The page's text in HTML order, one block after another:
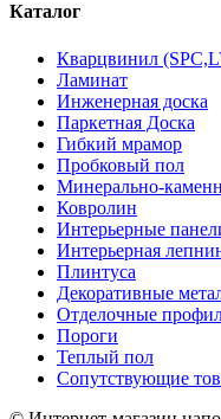
Каталог
Кварцвинил
Ламинат
Инженерная доска
Паркетная Доска
Гибкий мрамор
Пробковый пол
Минерально-
Ковролин
Интерьерные
Интерьерная
Плинтуса
Декоративные
Отделочные
Пороги
Теплый пол
Сопутствующие